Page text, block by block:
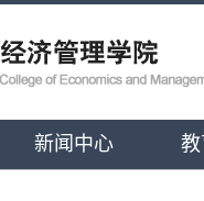
新闻中心